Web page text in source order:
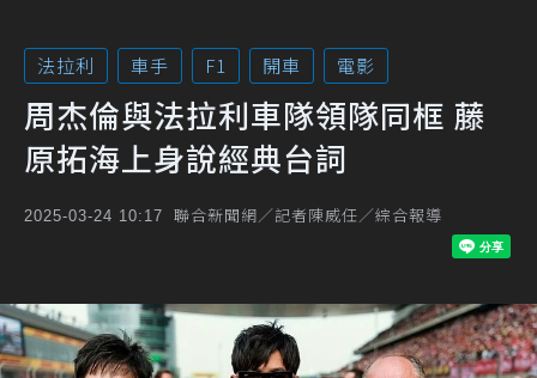
法拉利 車手 F1 開車 電影
周杰倫與法拉利車隊領隊同框 藤
原拓海上身說經典台詞
2025-03-24 10:17 聯合新聞網／記者陳威任／綜合報導